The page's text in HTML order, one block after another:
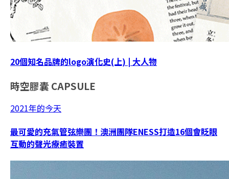
20個知名品牌的logo演化史(上) | 大人物
時空膠囊 CAPSULE
2021年的今天
最可愛的充氣管弦樂團！澳洲團隊ENESS打造16個會眨眼
互動的聲光療癒裝置